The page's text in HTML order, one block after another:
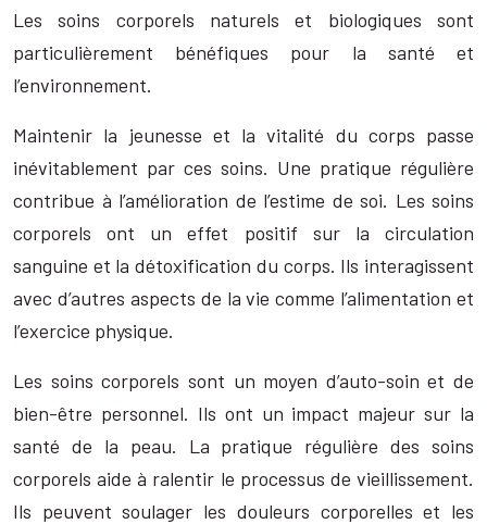
Les soins corporels naturels et biologiques sont
particulièrement bénéfiques pour la santé et
l’environnement.
Maintenir la jeunesse et la vitalité du corps passe
inévitablement par ces soins. Une pratique régulière
contribue à l’amélioration de l’estime de soi. Les soins
corporels ont un effet positif sur la circulation
sanguine et la détoxification du corps. Ils interagissent
avec d’autres aspects de la vie comme l’alimentation et
l’exercice physique.
Les soins corporels sont un moyen d’auto-soin et de
bien-être personnel. Ils ont un impact majeur sur la
santé de la peau. La pratique régulière des soins
corporels aide à ralentir le processus de vieillissement.
Ils peuvent soulager les douleurs corporelles et les